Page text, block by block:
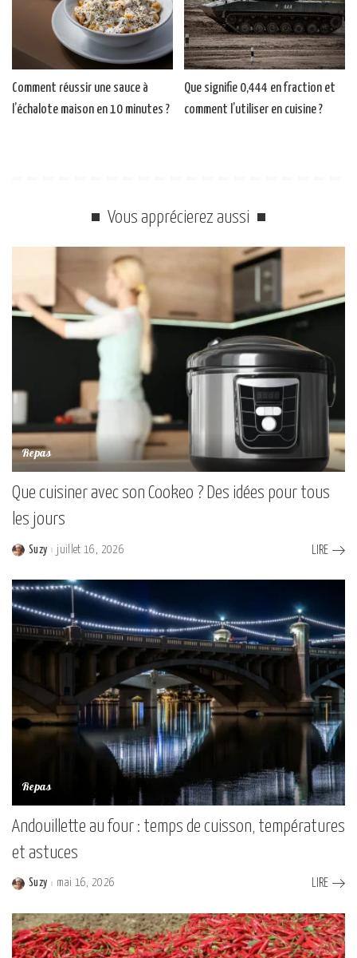
Comment réussir une sauce à
l’échalote maison en 10 minutes ?
Que signifie 0,444 en fraction et
comment l’utiliser en cuisine ?
Vous apprécierez aussi
Repas
Que cuisiner avec son Cookeo ? Des idées pour tous
les jours
Posted
Suzy juillet 16, 2026 LIRE
Repas
Andouillette au four : temps de cuisson, températures
et astuces
Posted
Suzy mai 16, 2026 LIRE